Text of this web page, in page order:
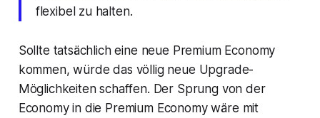
flexibel zu halten.
Sollte tatsächlich eine neue Premium Economy
kommen, würde das völlig neue Upgrade-
Möglichkeiten schaffen. Der Sprung von der
Economy in die Premium Economy wäre mit